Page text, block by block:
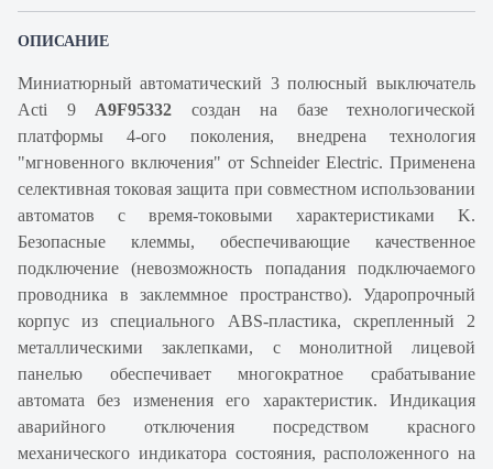
ОПИСАНИЕ
Миниатюрный автоматический 3 полюсный выключатель
Acti 9 A9F95332 создан на базе технологической
платформы 4-ого поколения, внедрена технология
"мгновенного включения" от Schneider Electric. Применена
селективная токовая защита при совместном использовании
автоматов с время-токовыми характеристиками K.
Безопасные клеммы, обеспечивающие качественное
подключение (невозможность попадания подключаемого
проводника в заклеммное пространство). Ударопрочный
корпус из специального ABS-пластика, скрепленный 2
металлическими заклепками, с монолитной лицевой
панелью обеспечивает многократное срабатывание
автомата без изменения его характеристик. Индикация
аварийного отключения посредством красного
механического индикатора состояния, расположенного на